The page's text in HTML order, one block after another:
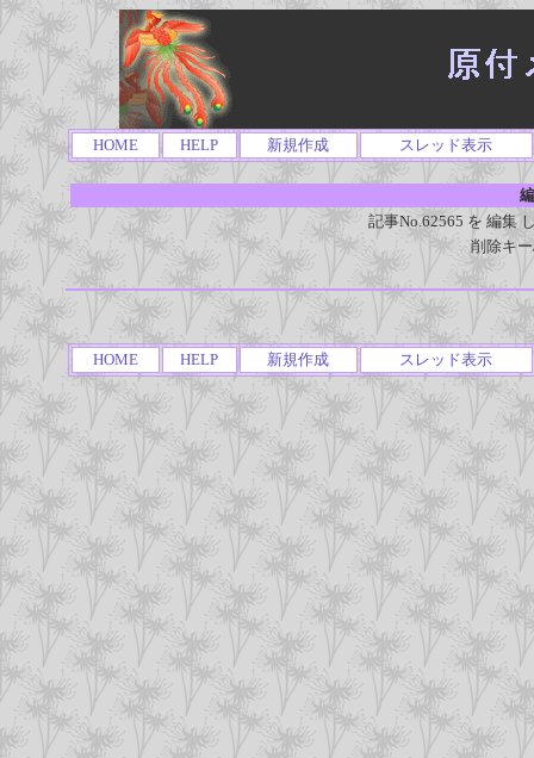
HOME HELP 新規作成 スレッド表示
記事No.62565 を 編集
削除キ
HOME HELP 新規作成 スレッド表示